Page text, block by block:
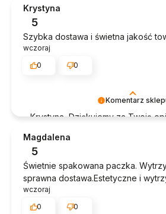
doświadczeniem. Jesteśmy
takich klientów. Z pozdrowieniami,
Komentarz
Krystyna, Dziękujemy za Twoją
doświadczeniem. Jesteśmy
takich klientów. Z pozdrowieniami,
Krystyna
5
Szybka dostawa i świetna jakość
wczoraj
0
0
Magdalena
5
Świetnie spakowana paczka.
sprawna dostawa.Estetyczne i
wczoraj
0
0